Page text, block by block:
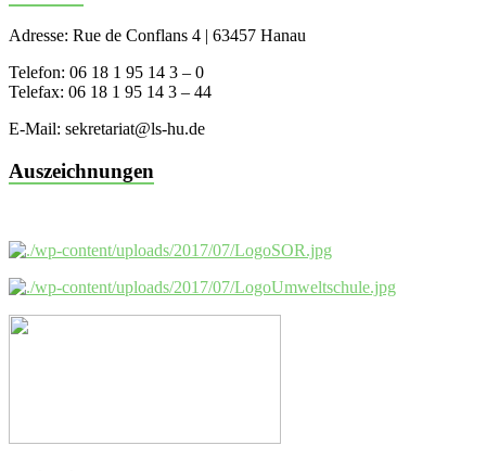
Adresse: Rue de Conflans 4 | 63457 Hanau
Telefon: 06 18 1 95 14 3 – 0
Telefax: 06 18 1 95 14 3 – 44
E-Mail: sekretariat@ls-hu.de
Auszeichnungen